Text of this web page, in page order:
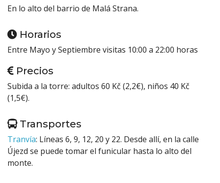
En lo alto del barrio de Malá Strana.
Horarios
Entre Mayo y Septiembre visitas 10:00 a 22:00 horas
Precios
Subida a la torre: adultos 60 Kč (2,2€), niños 40 Kč
(1,5€).
Transportes
Tranvía: Líneas 6, 9, 12, 20 y 22. Desde allí, en la calle
Újezd se puede tomar el funicular hasta lo alto del
monte.